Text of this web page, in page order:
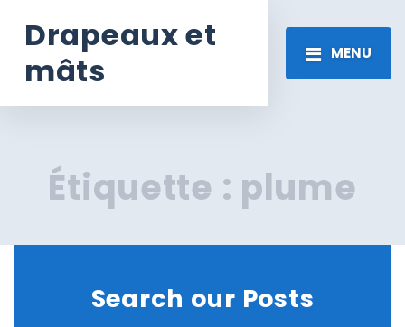
Drapeaux et
mâts
MENU
Étiquette : plume
Search our Posts